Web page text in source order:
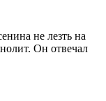
не лезть на
Он отвечал